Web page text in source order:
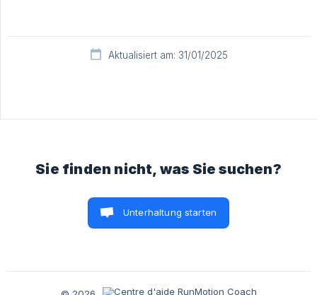
Aktualisiert am: 31/01/2025
Sie finden nicht, was Sie suchen?
Unterhaltung starten